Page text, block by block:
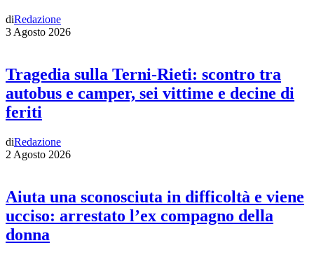
diRedazione
3 Agosto 2026
Tragedia sulla Terni-Rieti: scontro tra
autobus e camper, sei vittime e decine di
feriti
diRedazione
2 Agosto 2026
Aiuta una sconosciuta in difficoltà e viene
ucciso: arrestato l’ex compagno della
donna